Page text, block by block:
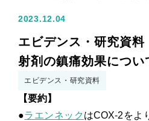
TOPICS
2023.12.04
エビデンス・研究資
射剤の鎮痛効果につ
エビデンス・研究資料
【要約】
●ラエンネックはCOX-2をよ